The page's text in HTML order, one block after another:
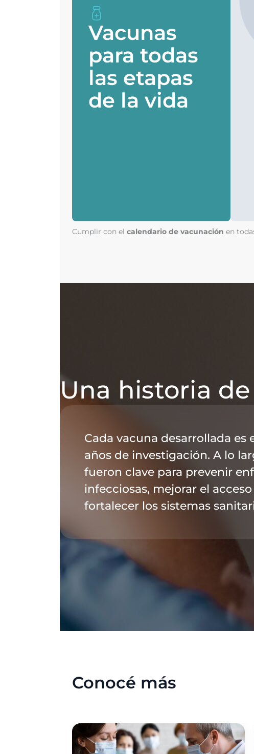
Vacunas
para todas
las etapas
de la vida
Cumplir con el calendario de vacunación en
Una historia
Cada vacuna desarrollada es
años de investigación. A lo
fueron clave para prevenir
infecciosas, mejorar el
fortalecer los sistemas
Conocé más